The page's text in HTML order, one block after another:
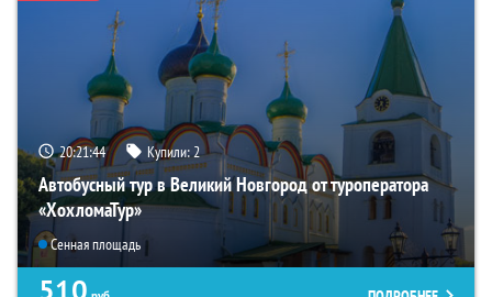
20:21:43 Купили:2
Автобусный тур в Великий Новгород от туроператора
«ХохломаТур»
Сенная площадь